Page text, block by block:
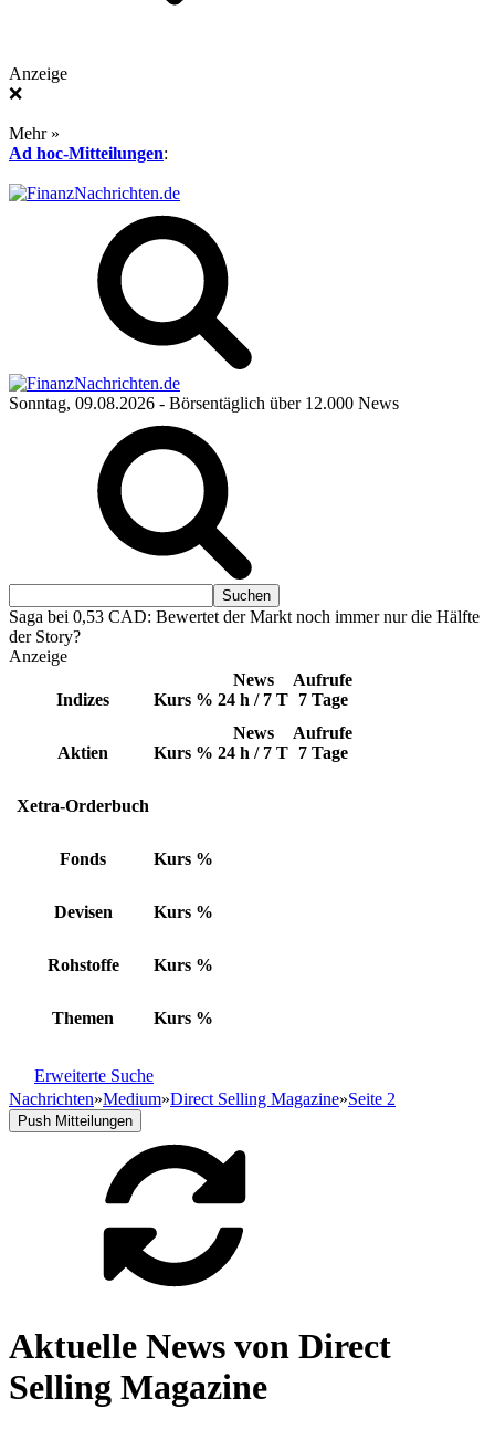
Anzeige
❌
Mehr »
Ad hoc-Mitteilungen:
Sonntag, 09.08.2026 - Börsentäglich über 12.000 News
Saga bei 0,53 CAD: Bewertet der Markt noch immer nur die Hälfte
der Story?
Anzeige
Indizes Kurs %
News
24 h / 7 T
Aufrufe
7 Tage
Aktien Kurs %
News
24 h / 7 T
Aufrufe
7 Tage
Xetra-Orderbuch
Fonds Kurs %
Devisen Kurs %
Rohstoffe Kurs %
Themen Kurs %
Erweiterte Suche
Nachrichten»Medium»Direct Selling Magazine»Seite 2
Push Mitteilungen
Aktuelle News von Direct
Selling Magazine